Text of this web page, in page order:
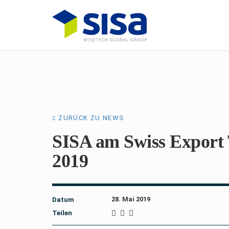
ZURÜCK ZU NEWS
SISA am Swiss Export
2019
Datum
28. Mai 2019
Teilen